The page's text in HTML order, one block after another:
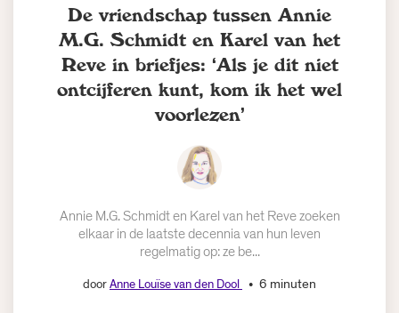
De vriendschap tussen Annie
M.G. Schmidt en Karel van het
Reve in briefjes: ‘Als je dit niet
ontcijferen kunt, kom ik het wel
voorlezen’
Annie M.G. Schmidt en Karel van het Reve zoeken
elkaar in de laatste decennia van hun leven
regelmatig op: ze be...
doorAnne Louïse van den Dool 6 minuten